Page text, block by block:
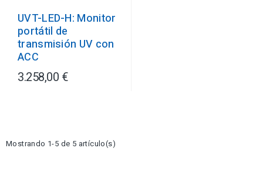
UVT-LED-H: Monitor
portátil de
transmisión UV con
ACC
3.258,00 €
Mostrando 1-5 de 5 artículo(s)